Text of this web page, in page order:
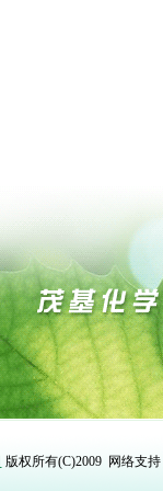
版权所有(C)2009 网络支持